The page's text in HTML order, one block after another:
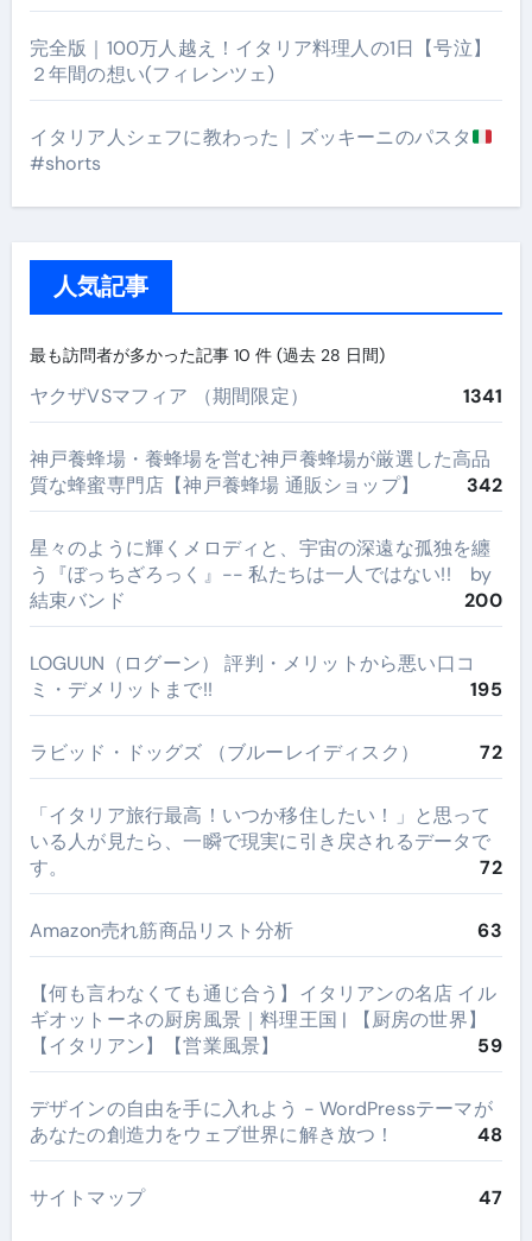
完全版｜100万人越え！イタリア料理人の1日【号泣】
２年間の想い(フィレンツェ)
イタリア人シェフに教わった｜ズッキーニのパスタ
#shorts
人気記事
最も訪問者が多かった記事 10 件 (過去 28 日間)
ヤクザVSマフィア （期間限定） 1341
神戸養蜂場・養蜂場を営む神戸養蜂場が厳選した高品
質な蜂蜜専門店【神戸養蜂場 通販ショップ】
342
星々のように輝くメロディと、宇宙の深遠な孤独を纏
う『ぼっちざろっく』-- 私たちは一人ではない!! by
結束バンド
200
LOGUUN（ログーン） 評判・メリットから悪い口コ
ミ・デメリットまで!!
195
ラビッド・ドッグズ （ブルーレイディスク） 72
​「イタリア旅行最高！いつか移住したい！」と思って
いる人が見たら、一瞬で現実に引き戻されるデータで
す。
72
Amazon売れ筋商品リスト分析 63
【何も言わなくても通じ合う】イタリアンの名店 イル
ギオットーネの厨房風景｜料理王国 | 【厨房の世界】
【イタリアン】【営業風景】
59
デザインの自由を手に入れよう - WordPressテーマが
あなたの創造力をウェブ世界に解き放つ！
48
サイトマップ 47